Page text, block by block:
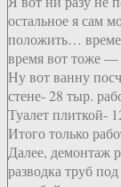
остальное я сам
положить…
время вот тоже —
Ну вот ванну
стене- 28 тыр.
Туалет плиткой-
Итого только
Далее, демонтаж
разводка труб